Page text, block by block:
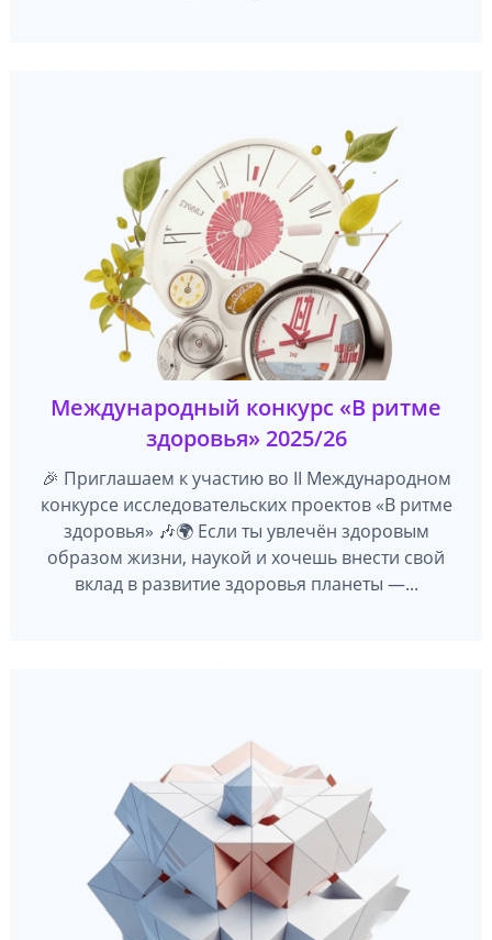
Международный конкурс «В ритме
здоровья» 2025/26
🎉 Приглашаем к участию во II Международном
конкурсе исследовательских проектов «В ритме
здоровья» 🎶🌍 Если ты увлечён здоровым
образом жизни, наукой и хочешь внести свой
вклад в развитие здоровья планеты —...